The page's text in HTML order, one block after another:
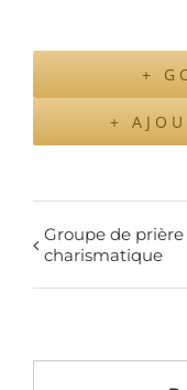
+
+
Groupe de prière
charismatique